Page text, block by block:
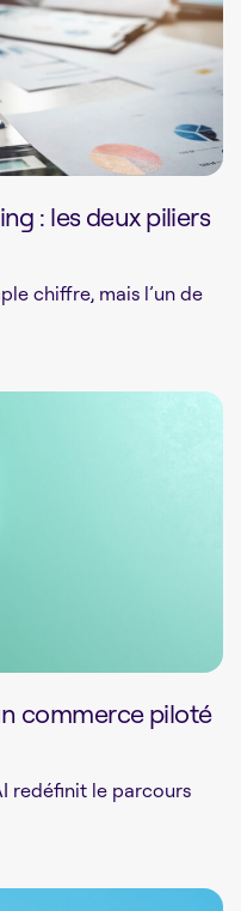
: les deux piliers
chiffre, mais l’un de
commerce piloté
redéfinit le parcours